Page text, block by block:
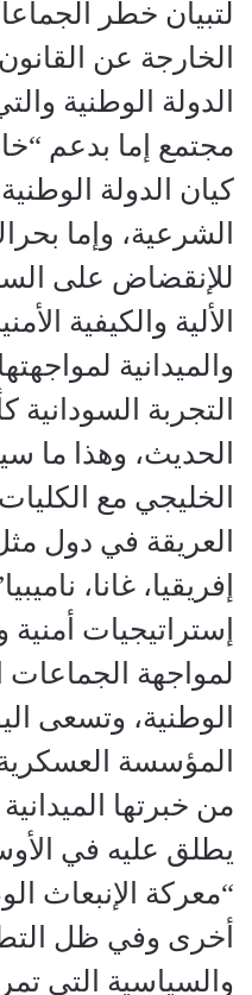
لتبيان خطر
الخارجة عن
الدولة الوطنية
مجتمع إما بدعم
كيان الدولة
الشرعية، وإما
للإنقضاض على
الألية والكيفية
والميدانية
التجربة
الحديث، وهذا ما
الخليجي مع
العريقة في دول
إفريقيا، غانا،
إستراتيجيات أمنية
لمواجهة الجماعات
الوطنية، وتسعى
المؤسسة العسكرية
من خبرتها
يطلق عليه في
“معركة الإنبعاث
أخرى وفي ظل
والسياسية التي